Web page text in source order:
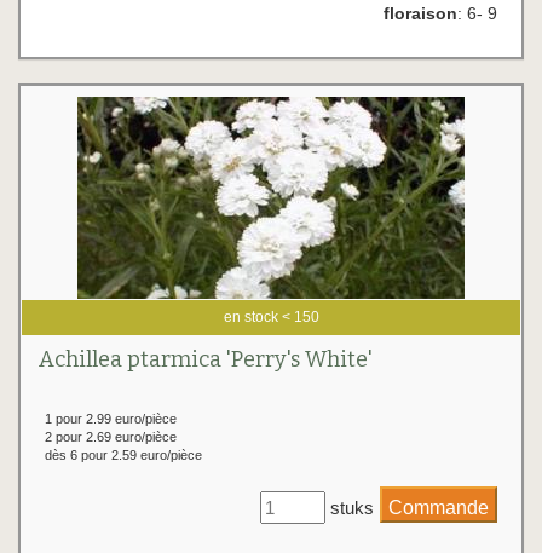
floraison: 6- 9
en stock < 150
Achillea ptarmica 'Perry's White'
1 pour 2.99 euro/pièce
2 pour 2.69 euro/pièce
dès 6 pour 2.59 euro/pièce
stuks